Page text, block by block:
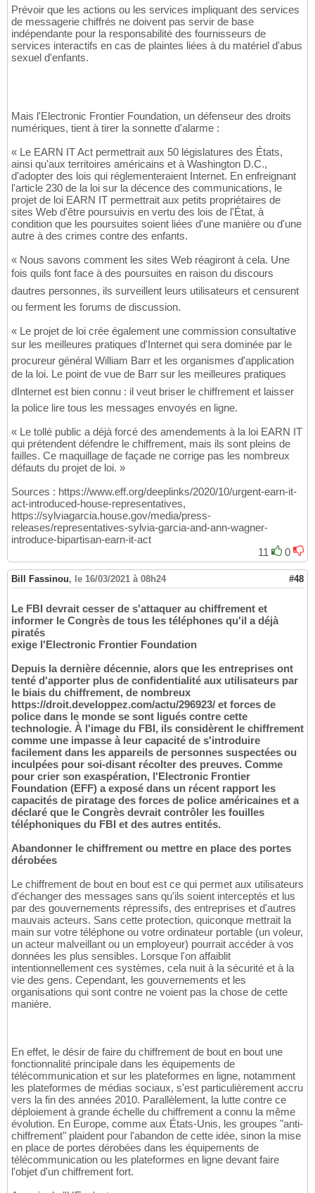
Prévoir que les actions ou les services impliquant des services
de messagerie chiffrés ne doivent pas servir de base
indépendante pour la responsabilité des fournisseurs de
services interactifs en cas de plaintes liées à du matériel d'abus
sexuel d'enfants.
Mais l'Electronic Frontier Foundation, un défenseur des droits
numériques, tient à tirer la sonnette d'alarme :
« Le EARN IT Act permettrait aux 50 législatures des États,
ainsi qu'aux territoires américains et à Washington D.C.,
d'adopter des lois qui réglementeraient Internet. En enfreignant
l'article 230 de la loi sur la décence des communications, le
projet de loi EARN IT permettrait aux petits propriétaires de
sites Web d'être poursuivis en vertu des lois de l'État, à
condition que les poursuites soient liées d'une manière ou d'une
autre à des crimes contre des enfants.
« Nous savons comment les sites Web réagiront à cela. Une
fois quils font face à des poursuites en raison du discours
dautres personnes, ils surveillent leurs utilisateurs et censurent
ou ferment les forums de discussion.
« Le projet de loi crée également une commission consultative
sur les meilleures pratiques d'Internet qui sera dominée par le
procureur général William Barr et les organismes d'application
de la loi. Le point de vue de Barr sur les meilleures pratiques
dInternet est bien connu : il veut briser le chiffrement et laisser
la police lire tous les messages envoyés en ligne.
« Le tollé public a déjà forcé des amendements à la loi EARN IT
qui prétendent défendre le chiffrement, mais ils sont pleins de
failles. Ce maquillage de façade ne corrige pas les nombreux
défauts du projet de loi. »
Sources : https://www.eff.org/deeplinks/2020/10/urgent-earn-it-
act-introduced-house-representatives,
https://sylviagarcia.house.gov/media/press-
releases/representatives-sylvia-garcia-and-ann-wagner-
introduce-bipartisan-earn-it-act
11
0
Bill Fassinou, le 16/03/2021 à 08h24 #48
Le FBI devrait cesser de s'attaquer au chiffrement et
informer le Congrès de tous les téléphones qu'il a déjà
piratés
exige l'Electronic Frontier Foundation
Depuis la dernière décennie, alors que les entreprises ont
tenté d'apporter plus de confidentialité aux utilisateurs par
le biais du chiffrement, de nombreux
https://droit.developpez.com/actu/296923/ et forces de
police dans le monde se sont ligués contre cette
technologie. À l'image du FBI, ils considèrent le chiffrement
comme une impasse à leur capacité de s'introduire
facilement dans les appareils de personnes suspectées ou
inculpées pour soi-disant récolter des preuves. Comme
pour crier son exaspération, l'Electronic Frontier
Foundation (EFF) a exposé dans un récent rapport les
capacités de piratage des forces de police américaines et a
déclaré que le Congrès devrait contrôler les fouilles
téléphoniques du FBI et des autres entités.
Abandonner le chiffrement ou mettre en place des portes
dérobées
Le chiffrement de bout en bout est ce qui permet aux utilisateurs
d'échanger des messages sans qu'ils soient interceptés et lus
par des gouvernements répressifs, des entreprises et d'autres
mauvais acteurs. Sans cette protection, quiconque mettrait la
main sur votre téléphone ou votre ordinateur portable (un voleur,
un acteur malveillant ou un employeur) pourrait accéder à vos
données les plus sensibles. Lorsque l'on affaiblit
intentionnellement ces systèmes, cela nuit à la sécurité et à la
vie des gens. Cependant, les gouvernements et les
organisations qui sont contre ne voient pas la chose de cette
manière.
En effet, le désir de faire du chiffrement de bout en bout une
fonctionnalité principale dans les équipements de
télécommunication et sur les plateformes en ligne, notamment
les plateformes de médias sociaux, s'est particulièrement accru
vers la fin des années 2010. Parallèlement, la lutte contre ce
déploiement à grande échelle du chiffrement a connu la même
évolution. En Europe, comme aux États-Unis, les groupes "anti-
chiffrement" plaident pour l'abandon de cette idée, sinon la mise
en place de portes dérobées dans les équipements de
télécommunication ou les plateformes en ligne devant faire
l'objet d'un chiffrement fort.